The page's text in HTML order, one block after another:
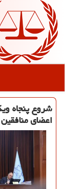
شروع پنجاه
اعضای منافقین